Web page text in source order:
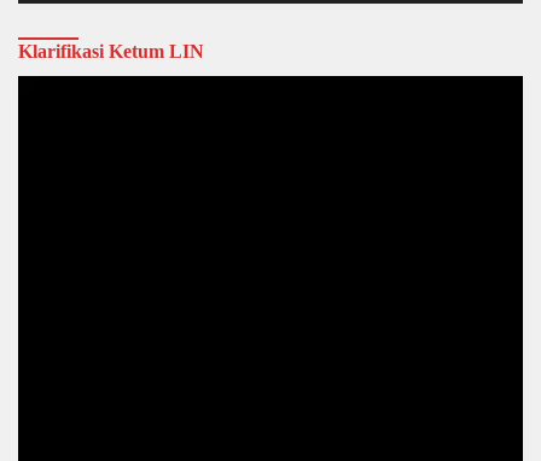
Klarifikasi Ketum LIN